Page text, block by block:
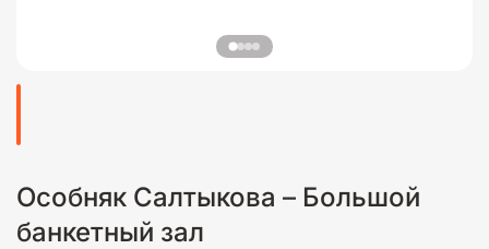
Особняк Салтыкова – Большой
банкетный зал